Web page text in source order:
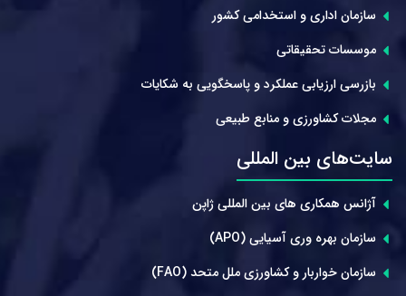
سازمان اداری و استخدامی کشور
موسسات تحقیقاتی
بازرسی ارزیابی عملکرد و پاسخگویی به شکایات
مجلات کشاورزی و منابع طبیعی
سایت‌های بین المللی
آژانس همکاری های بین المللی ژاپن
سازمان بهره وری آسیایی (APO)
سازمان خواربار و کشاورزی ملل متحد (FAO)